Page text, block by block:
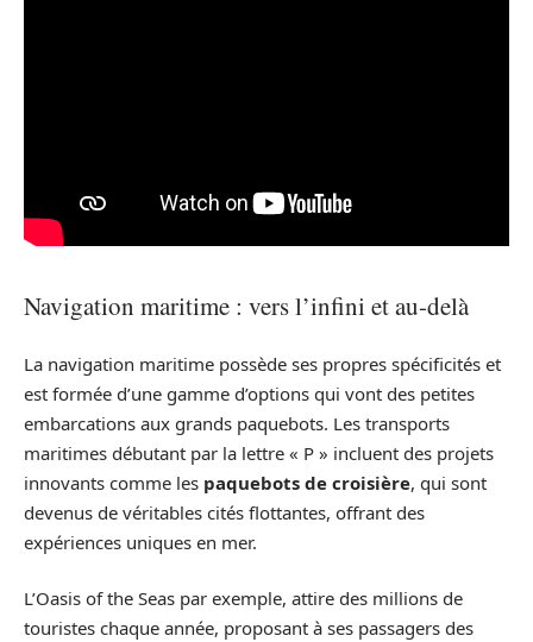
Navigation maritime : vers l’infini et au-delà
La navigation maritime possède ses propres spécificités et
est formée d’une gamme d’options qui vont des petites
embarcations aux grands paquebots. Les transports
maritimes débutant par la lettre « P » incluent des projets
innovants comme les paquebots de croisière, qui sont
devenus de véritables cités flottantes, offrant des
expériences uniques en mer.
L’Oasis of the Seas par exemple, attire des millions de
touristes chaque année, proposant à ses passagers des